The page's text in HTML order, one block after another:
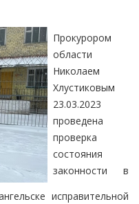
Прокурором
области
Николаем
Хлустиковым
23.03.2023
проведена
проверка
состояния
законности в
исправительной